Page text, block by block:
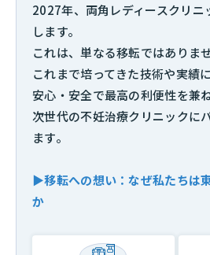
2027年、両角レディースクリニ
します。
これは、単なる移転ではありませ
これまで培ってきた技術や実績
安心・安全で最高の利便性を兼
次世代の不妊治療クリニックに
ます。
▶移転への想い：なぜ私たちは
か